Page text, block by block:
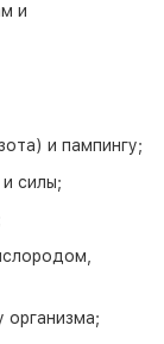
и
и пампингу;
силы;
организма;